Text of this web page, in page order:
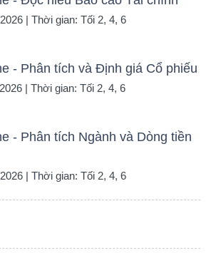
| Thời gian: Tối 2, 4, 6
- Phân tích và Định giá Cổ phiếu
| Thời gian: Tối 2, 4, 6
- Phân tích Ngành và Dòng tiền
| Thời gian: Tối 2, 4, 6